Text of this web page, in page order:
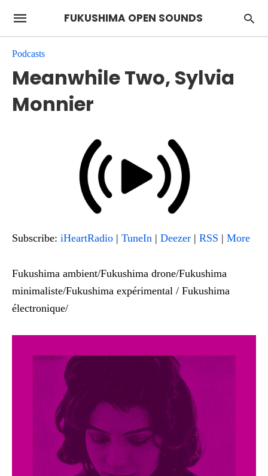
FUKUSHIMA OPEN SOUNDS
Podcasts
Meanwhile Two, Sylvia
Monnier
Subscribe: iHeartRadio | TuneIn | Deezer | RSS | More
Fukushima ambient/Fukushima drone/Fukushima
minimaliste/Fukushima expérimental / Fukushima
électronique/